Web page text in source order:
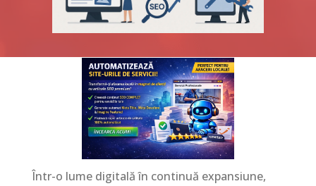
Într-o lume digitală în continuă expansiune,